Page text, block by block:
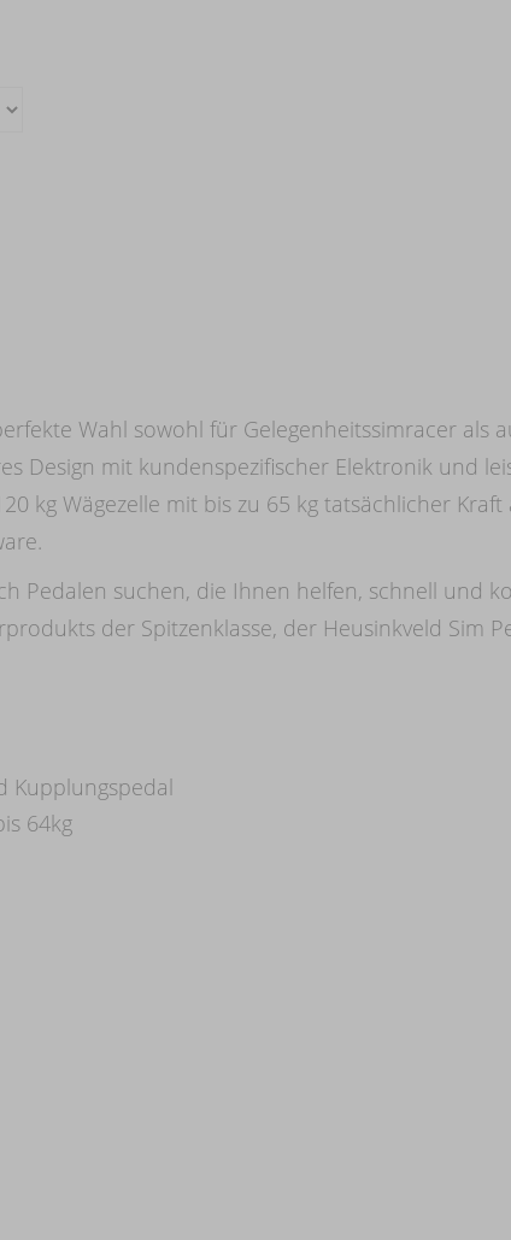
Wahl sowohl für Gelegenheitssimracer als
Design mit kundenspezifischer Elektronik und
kg Wägezelle mit bis zu 65 kg tatsächlicher
Pedalen suchen, die Ihnen helfen, schnell und
der Spitzenklasse, der Heusinkveld Sim
Kupplungspedal
64kg